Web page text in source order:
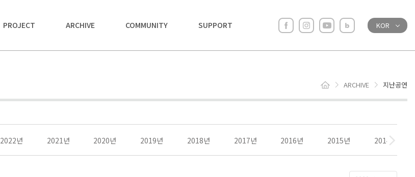
PROJECT ARCHIVE COMMUNITY SUPPORT KOR
ARCHIVE 지난공연
2022년 2021년 2020년 2019년 2018년 2017년 2016년 2015년 2014년